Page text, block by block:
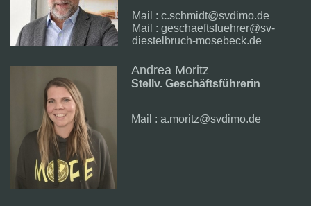
Mail : c.schmidt@svdimo.de
Mail : geschaeftsfuehrer@sv-
diestelbruch-mosebeck.de
Andrea Moritz
Stellv. Geschäftsführerin
Mail : a.moritz@svdimo.de